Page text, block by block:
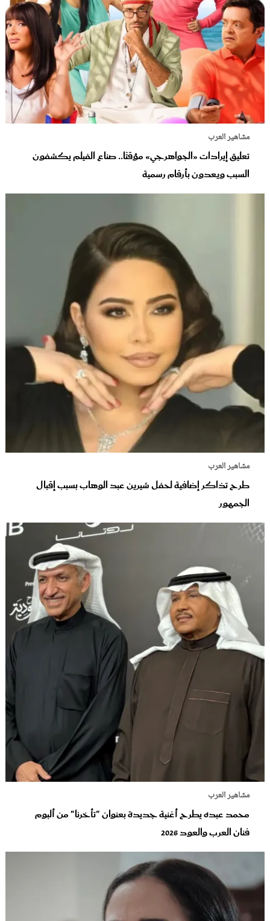
مشاهير العرب
تعليق إيرادات «الجواهرجي» مؤقتًا.. صناع الفيلم يكشفون
السبب ويعدون بأرقام رسمية
مشاهير العرب
طرح تذاكر إضافية لحفل شيرين عبد الوهاب بسبب إقبال
الجمهور
مشاهير العرب
محمد عبده يطرح أغنية جديدة بعنوان "تأخرنا" من ألبوم
فنان العرب والعود‬ 2026